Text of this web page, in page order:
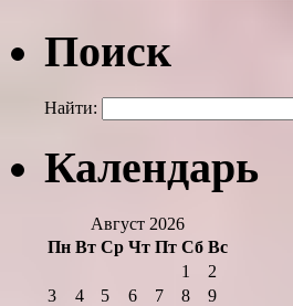
Поиск
Найти:
Календарь
Август 2026
Пн Вт Ср Чт Пт Сб Вс
1
2
3
4 5 6 7 8
9